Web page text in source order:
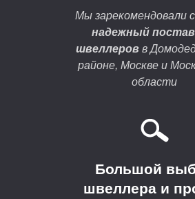
Мы зарекомендовали
надежный
швеллеров в
районе, Москве и
области
Большой
швеллера и